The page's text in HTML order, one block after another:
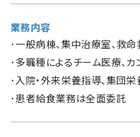
業務内容
･一般病棟、集中治療室、救
･多職種によるチーム医療、カ
･入院・外来栄養指導、集団
･患者給食業務は全面委託